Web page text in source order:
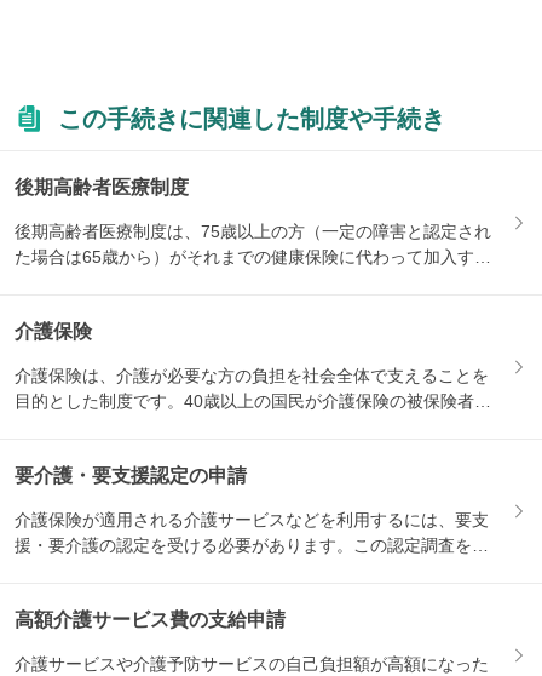
この手続きに関連した制度や手続き
後期高齢者医療制度
後期高齢者医療制度は、75歳以上の方（一定の障害と認定され
た場合は65歳から）がそれまでの健康保険に代わって加入する
介護保険
介護保険は、介護が必要な方の負担を社会全体で支えることを
目的とした制度です。40歳以上の国民が介護保険の被保険者と
要介護・要支援認定の申請
介護保険が適用される介護サービスなどを利用するには、要支
援・要介護の認定を受ける必要があります。この認定調査を受
高額介護サービス費の支給申請
介護サービスや介護予防サービスの自己負担額が高額になった